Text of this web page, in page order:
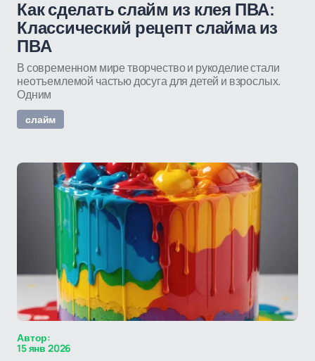
Как сделать слайм из клея ПВА:
Классический рецепт слайма из
ПВА
В современном мире творчество и рукоделие стали
неотъемлемой частью досуга для детей и взрослых.
Одним
слайм
Автор:
15 янв 2026